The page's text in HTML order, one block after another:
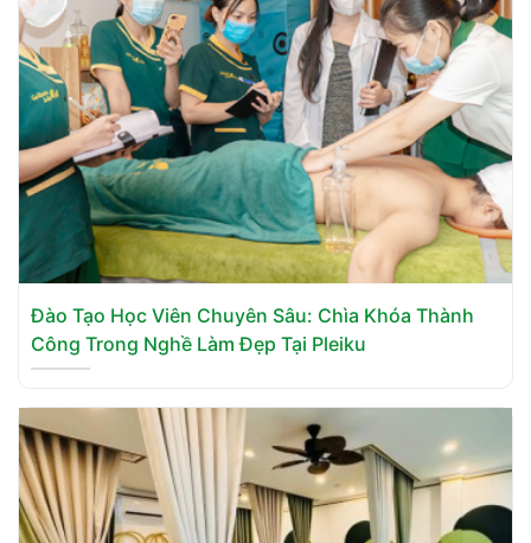
Đào Tạo Học Viên Chuyên Sâu: Chìa Khóa Thành
Công Trong Nghề Làm Đẹp Tại Pleiku